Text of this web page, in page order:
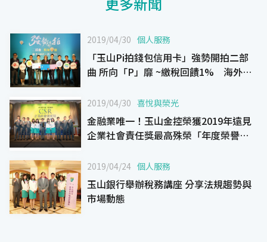
2019/04/30 個人服務
「玉山Pi拍錢包信用卡」強勢開拍二部
曲 所向「P」靡 ~繳稅回饋1% 海外消
2019/04/30 喜悅與榮光
金融業唯一！玉山金控榮獲2019年遠見
企業社會責任獎最高殊榮「年度榮譽
2019/04/24 個人服務
玉山銀行舉辦稅務講座 分享法規趨勢與
市場動態